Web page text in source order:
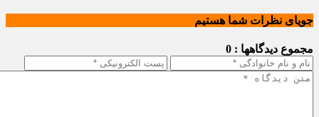
جویای نظرات شما هستیم
مجموع دیدگاهها : 0